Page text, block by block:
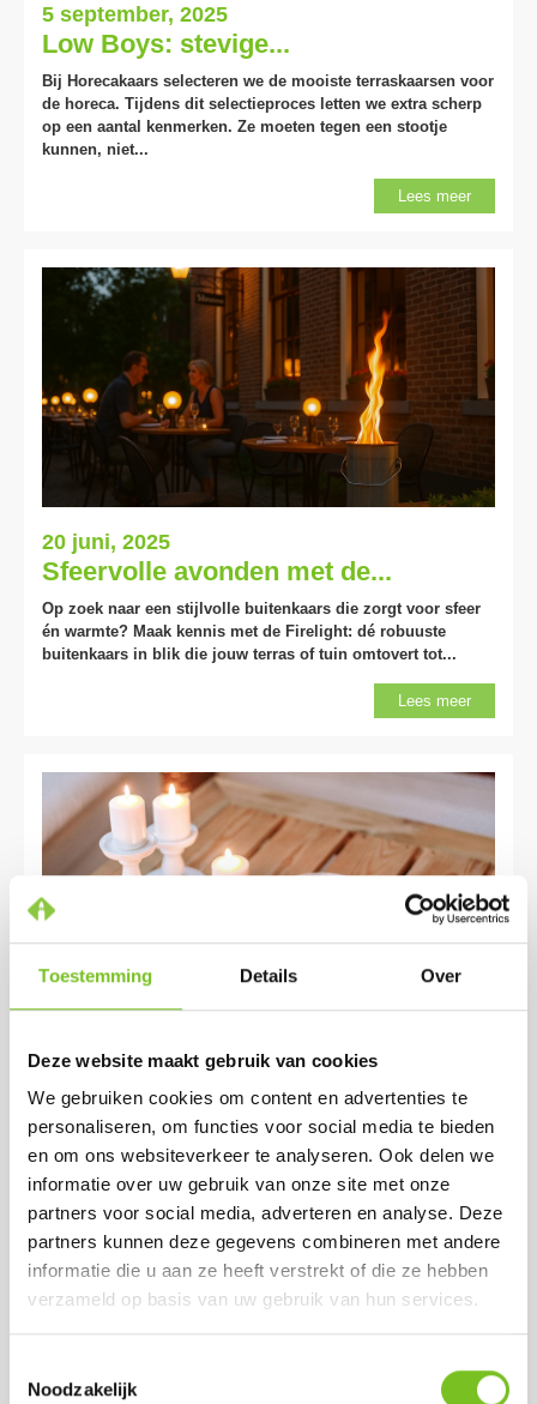
Toestemming Details Over
Deze website maakt gebruik van cookies
We gebruiken cookies om content en advertenties te
personaliseren, om functies voor social media te bieden
en om ons websiteverkeer te analyseren. Ook delen we
informatie over uw gebruik van onze site met onze
partners voor social media, adverteren en analyse. Deze
partners kunnen deze gegevens combineren met andere
informatie die u aan ze heeft verstrekt of die ze hebben
verzameld op basis van uw gebruik van hun services.
Noodzakelijk
5 september, 2025
Low Boys: stevige...
Bij Horecakaars selecteren we de mooiste terraskaarsen voor
de horeca. Tijdens dit selectieproces letten we extra scherp
op een aantal kenmerken. Ze moeten tegen een stootje
kunnen, niet...
Lees meer
20 juni, 2025
Sfeervolle avonden met de...
Op zoek naar een stijlvolle buitenkaars die zorgt voor sfeer
én warmte? Maak kennis met de Firelight: dé robuuste
buitenkaars in blik die jouw terras of tuin omtovert tot...
Lees meer
27 mei, 2025
Waarom stompkaarsen dé...
Of je nu eigenaar bent van een restaurant, hotel, grand café
of wellnesscentrum: sfeer is alles. Gasten komen niet alleen
voor goed eten of een comfortabel bed, maar voor de...
Lees meer